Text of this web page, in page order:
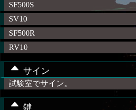
SF500S
SV10
SF500R
RV10
サイン
試験室でサイン。
鍵